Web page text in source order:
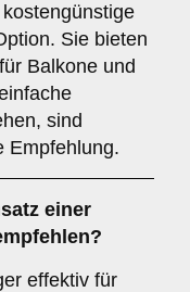
Sie bieten
Balkone und
sind
Empfehlung.
einer
effektiv für